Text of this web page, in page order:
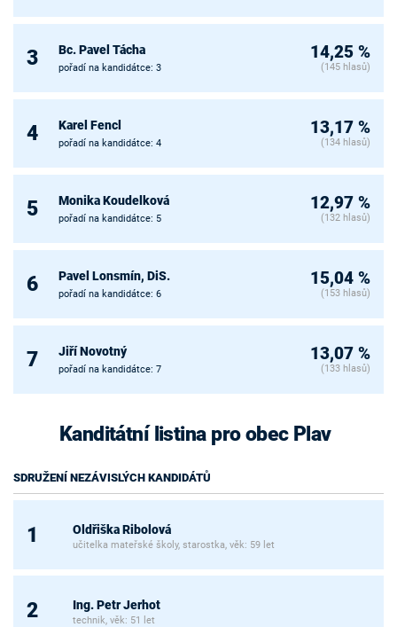
3 Bc. Pavel Tácha
pořadí na kandidátce: 3
14,25 %
(145 hlasů)
4 Karel Fencl
pořadí na kandidátce: 4
13,17 %
(134 hlasů)
5 Monika Koudelková
pořadí na kandidátce: 5
12,97 %
(132 hlasů)
6 Pavel Lonsmín, DiS.
pořadí na kandidátce: 6
15,04 %
(153 hlasů)
7 Jiří Novotný
pořadí na kandidátce: 7
13,07 %
(133 hlasů)
Kanditátní listina pro obec Plav
SDRUŽENÍ NEZÁVISLÝCH KANDIDÁTŮ
1 Oldřiška Ribolová
učitelka mateřské školy, starostka, věk: 59 let
2 Ing. Petr Jerhot
technik, věk: 51 let